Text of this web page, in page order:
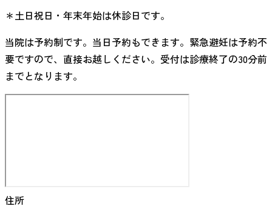
＊土日祝日・年末年始は休診日です。
当院は予約制です。当日予約もできます。緊急避妊は予約不
要ですので、直接お越しください。受付は診療終了の30分前
までとなります。
住所